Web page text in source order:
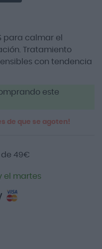
para calmar el
Tratamiento
con tendencia
este
de que se agoten!
49€
el martes